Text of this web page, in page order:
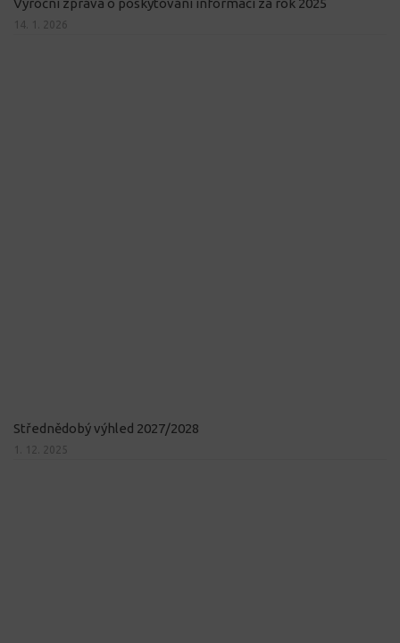
Výroční zpráva o poskytování informací za rok 2025
14. 1. 2026
Střednědobý výhled 2027/2028
1. 12. 2025